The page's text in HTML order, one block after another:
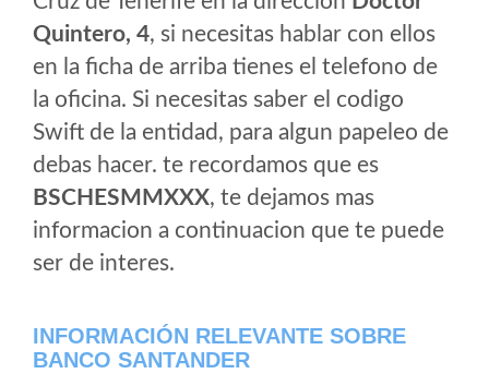
Quintero, 4, si necesitas hablar con ellos
en la ficha de arriba tienes el telefono de
la oficina. Si necesitas saber el codigo
Swift de la entidad, para algun papeleo de
debas hacer. te recordamos que es
BSCHESMMXXX, te dejamos mas
informacion a continuacion que te puede
ser de interes.
INFORMACIÓN RELEVANTE SOBRE
BANCO SANTANDER